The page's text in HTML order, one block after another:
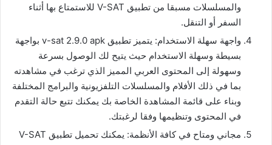
والمسلسلات مسبقا من تطبيق V-SAT للاستمتاع بها أثناء
السفر أو التنقل.
واجهة سهلة الاستخدام: يتميز تطبيق v-sat 2.9.0 apk بواجهة
بسيطة وسهلة الاستخدام حيث يتيح لك الوصول بسرعة
وسهولة إلى المحتوى العربي المميز الذي ترغب في مشاهدته
بما في ذلك الأفلام والمسلسلات التلفزيونية والبرامج المختلفة
وبناء على قائمة المشاهدة الخاصة بك يمكنك تتبع حالة التقدم
في المحتوى وتنظيمها وفقا لرغبتك.
مجاني ومتاح في كافة الأنظمة: يمكنك تحميل تطبيق V-SAT